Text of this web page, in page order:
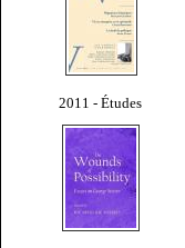
2011 - Études